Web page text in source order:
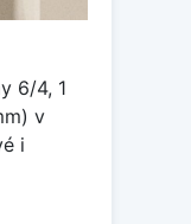
6/4, 1
v
i